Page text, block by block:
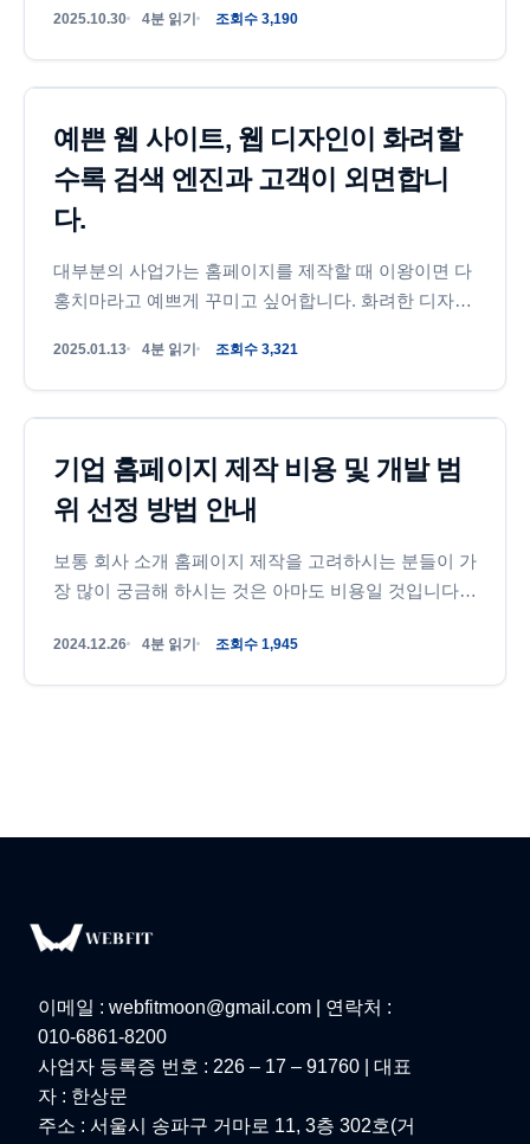
팅이 가성비가 뛰어나 주목받고 있습니다. 하지만 기존
2025.10.30 4분 읽기 조회수 3,190
인사이트
예쁜 웹 사이트, 웹 디자인이 화려할
수록 검색 엔진과 고객이 외면합니
다.
대부분의 사업가는 홈페이지를 제작할 때 이왕이면 다
홍치마라고 예쁘게 꾸미고 싶어합니다. 화려한 디자인
만족 시키면 금방 결제가 일어날거라고 기대하기 때문
입니다. 하지만 웹개발 전문가인...
2025.01.13 4분 읽기 조회수 3,321
웹사이트 제작
기업 홈페이지 제작 비용 및 개발 범
위 선정 방법 안내
보통 회사 소개 홈페이지 제작을 고려하시는 분들이 가
장 많이 궁금해 하시는 것은 아마도 비용일 것입니다.
요? 라는 질문에 명확한 답을 제공하지...
2024.12.26 4분 읽기 조회수 1,945
이메일 : webfitmoon@gmail.com | 연락처 :
010-6861-8200
사업자 등록증 번호 : 226 – 17 – 91760 | 대표
자 : 한상문
주소 : 서울시 송파구 거마로 11, 3층 302호(거